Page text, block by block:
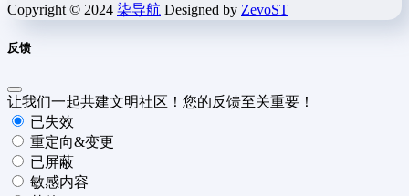
Copyright © 2024 柒导航 Designed by ZevoST
反馈
让我们一起共建文明社区！您的反馈至关重要！
已失效
重定向&变更
已屏蔽
敏感内容